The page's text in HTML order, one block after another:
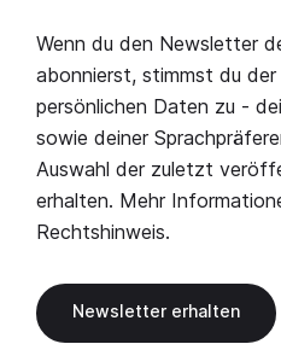
Wenn du den Newsletter
abonnierst, stimmst du der
persönlichen Daten zu -
sowie deiner
Auswahl der zuletzt
erhalten. Mehr
Rechtshinweis.